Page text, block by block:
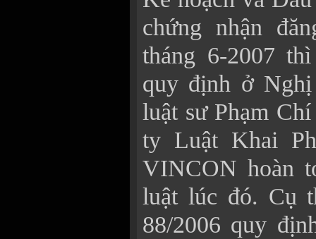
chứng nhận
tháng 6-2007
quy định ở
luật sư Phạm
ty Luật Khai
VINCON hoàn
luật lúc đó. Cụ
88/2006 quy